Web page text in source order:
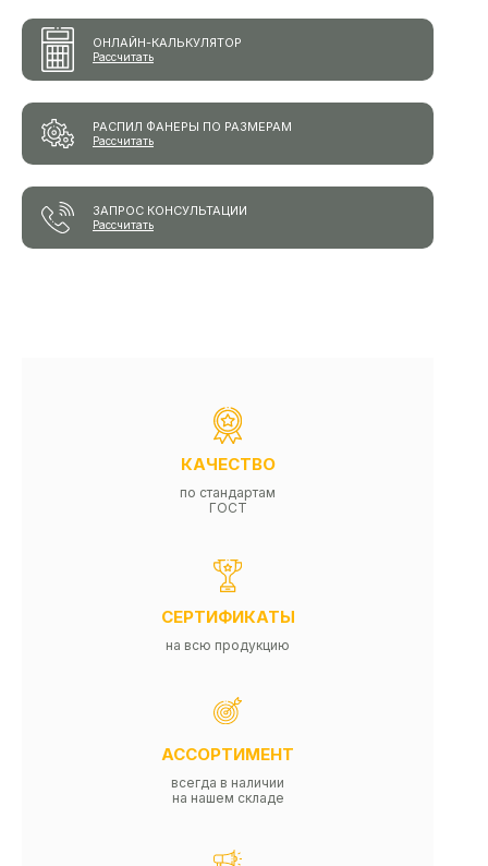
ОНЛАЙН-КАЛЬКУЛЯТОР
Рассчитать
РАСПИЛ ФАНЕРЫ ПО РАЗМЕРАМ
Рассчитать
ЗАПРОС КОНСУЛЬТАЦИИ
Рассчитать
КАЧЕСТВО
по стандартам
ГОСТ
СЕРТИФИКАТЫ
на всю продукцию
АССОРТИМЕНТ
всегда в наличии
на нашем складе